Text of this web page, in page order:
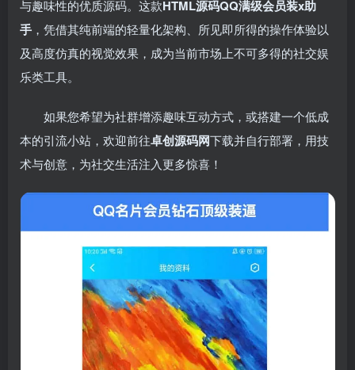
与趣味性的优质源码。这款HTML源码QQ满级会员装x助
手 ，凭借其纯前端的轻量化架构、所见即所得的操作体验以
及高度仿真的视觉效果，成为当前市场上不可多得的社交娱
乐类工具。
如果您希望为社群增添趣味互动方式，或搭建一个低成
本的引流小站，欢迎前往卓创源码网下载并自行部署，用技
术与创意，为社交生活注入更多惊喜！